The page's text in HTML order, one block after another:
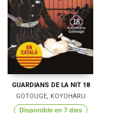
GUARDIANS DE LA NIT 18
GOTOUGE, KOYOHARU
Disponible en 7 dies